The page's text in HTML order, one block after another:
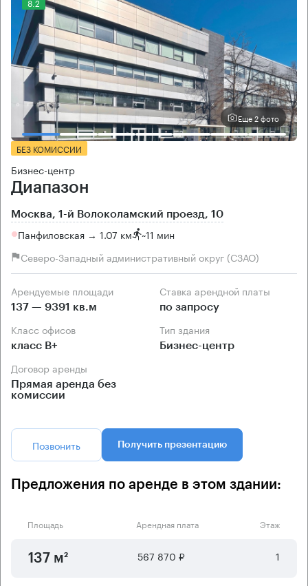
Еще 2 фото
БЕЗ КОМИССИИ
Бизнес-центр
Диапазон
Москва, 1-й Волоколамский проезд, 10
Панфиловская → 1.07 км ~11 мин
Северо-Западный административный округ (СЗАО)
Арендуемые площади
137 — 9391 кв.м
Ставка арендной платы
по запросу
Класс офисов
класс B+
Тип здания
Бизнес-центр
Договор аренды
Прямая аренда без
комиссии
Позвонить Получить презентацию
Предложения по аренде в этом здании:
Площадь Арендная плата Этаж
137 м² 567 870 ₽ 1